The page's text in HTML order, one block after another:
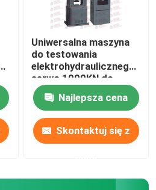
Uniwersalna maszyna
do testowania
elektrohydraulicznego
serwo 1000KN do
prętów zbrojeniowych
ze stalowych pasm
Najlepsza cena
Skontaktuj się z